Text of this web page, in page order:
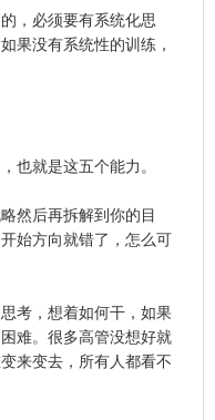
，必须要有系统化思
果没有系统性的训练，
也就是这五个能力。
然后再拆解到你的目
始方向就错了，怎么可
考，想着如何干，如果
难。很多高管没想好就
来变去，所有人都看不